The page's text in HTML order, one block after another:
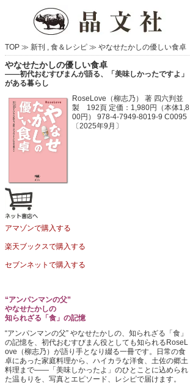
TOP ≫ 新刊 , 食＆レシピ ≫ やなせたかしの優しい食卓
やなせたかしの優しい食卓
――初代おむすびまんが語る、「美味しかったですよ」
がある暮らし
RoseLove（柳志乃） 著 四六判並
製 192頁 定価：1,980円（本体1,8
00円）
978-4-7949-8019-9 C0095
〔2025年9月〕
アマゾンで購入する
楽天ブックスで購入する
セブンネットで購入する
“アンパンマンの父”
やなせたかしの
知られざる「食」の記憶
“アンパンマンの父” やなせたかしの、知られざる「食」
の記憶を、初代おむすびまん役としても知られるRoseL
ove（柳志乃）が語り手となり綴る一冊です。日常の食
卓にあった家庭料理から、ハイカラな洋食、土佐の郷土
料理まで――「美味しかったよ」のひとことに込められ
た温もりを、写真とエピソード、レシピで届けます。